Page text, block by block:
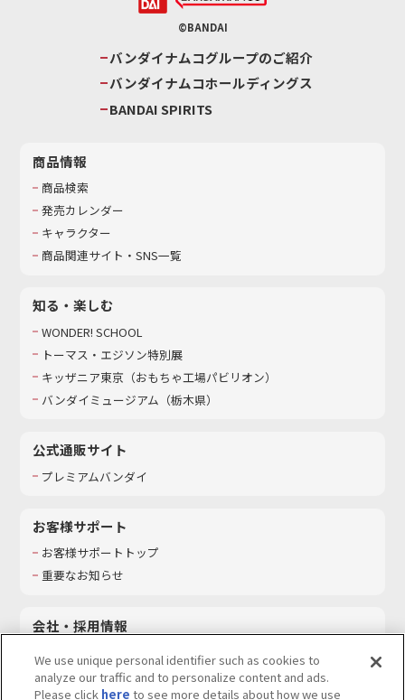
©BANDAI
バンダイナムコグループのご紹介
バンダイナムコホールディングス
BANDAI SPIRITS
商品情報
商品検索
発売カレンダー
キャラクター
商品関連サイト・SNS一覧
知る・楽しむ
WONDER! SCHOOL
トーマス・エジソン特別展
キッザニア東京（おもちゃ工場パビリオン）​
バンダイミュージアム（栃木県）
公式通販サイト
プレミアムバンダイ
お客様サポート
お客様サポートトップ
重要なお知らせ
会社・採用情報
採用情報
We use unique personal identifier such as cookies to
analyze our traffic and to personalize content and ads.
Please click here to see more details about how we use